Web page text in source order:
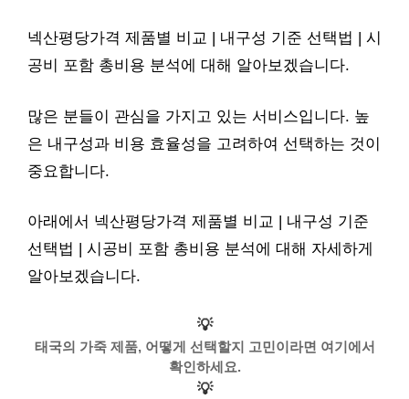
넥산평당가격 제품별 비교 | 내구성 기준 선택법 | 시
공비 포함 총비용 분석에 대해 알아보겠습니다.
많은 분들이 관심을 가지고 있는 서비스입니다. 높
은 내구성과 비용 효율성을 고려하여 선택하는 것이
중요합니다.
아래에서 넥산평당가격 제품별 비교 | 내구성 기준
선택법 | 시공비 포함 총비용 분석에 대해 자세하게
알아보겠습니다.
💡
태국의 가죽 제품, 어떻게 선택할지 고민이라면 여기에서
확인하세요.
💡